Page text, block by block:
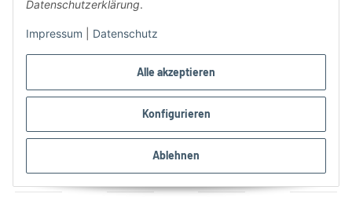
Alle akzeptieren
Konfigurieren
Ablehnen
Datenschutzerklärung.
Impressum Datenschutz
Geprüfte Qualität & Sicherheit